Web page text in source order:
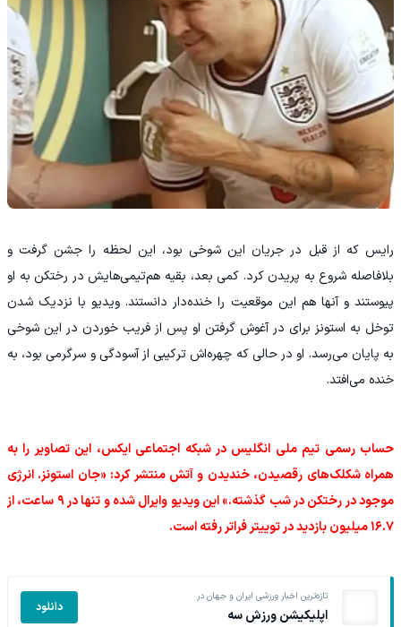
رایس که از قبل در جریان این شوخی بود، این لحظه را جشن گرفت و
بلافاصله شروع به پریدن کرد. کمی بعد، بقیه هم‌تیمی‌هایش در رختکن به او
پیوستند و آنها هم این موقعیت را خنده‌دار دانستند. ویدیو با نزدیک شدن
توخل به استونز برای در آغوش گرفتن او پس از فریب خوردن در این شوخی
به پایان می‌رسد. او در حالی که چهره‌اش ترکیبی از آسودگی و سرگرمی بود، به
خنده می‌افتد.
حساب رسمی تیم ملی انگلیس در شبکه اجتماعی ایکس، این تصاویر را به
همراه شکلک‌های رقصیدن، خندیدن و آتش منتشر کرد: «جان استونز. انرژی
موجود در رختکن در شب گذشته.» این ویدیو وایرال شده و تنها در ۹ ساعت، از
۱۶.۷ میلیون بازدید در توییتر فراتر رفته است.
تازه‌ترین اخبار ورزشی ایران و جهان در
اپلیکیشن ورزش سه دانلود